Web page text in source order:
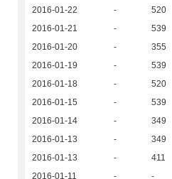
2016-01-22
- 520
2016-01-21
- 539
2016-01-20
- 355
2016-01-19
- 539
2016-01-18
- 520
2016-01-15
- 539
2016-01-14
- 349
2016-01-13
- 349
2016-01-13
- 411
2016-01-11
- -